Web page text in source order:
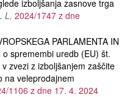
izboljšanja zasnove trga
L 2024/1747 z dne
PARLAMENTA IN
spremembi uredb (EU) št.
zvezi z izboljšanjem zaščite
na veleprodajnem
1106 z dne 17. 4. 2024